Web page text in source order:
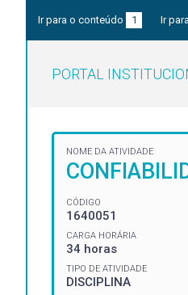
Ir para o conteúdo 1 Ir
PORTAL
NOME DA ATIVIDADE
CÓDIGO
1640051
CARGA HORÁRIA
34 horas
TIPO DE ATIVIDADE
DISCIPLINA